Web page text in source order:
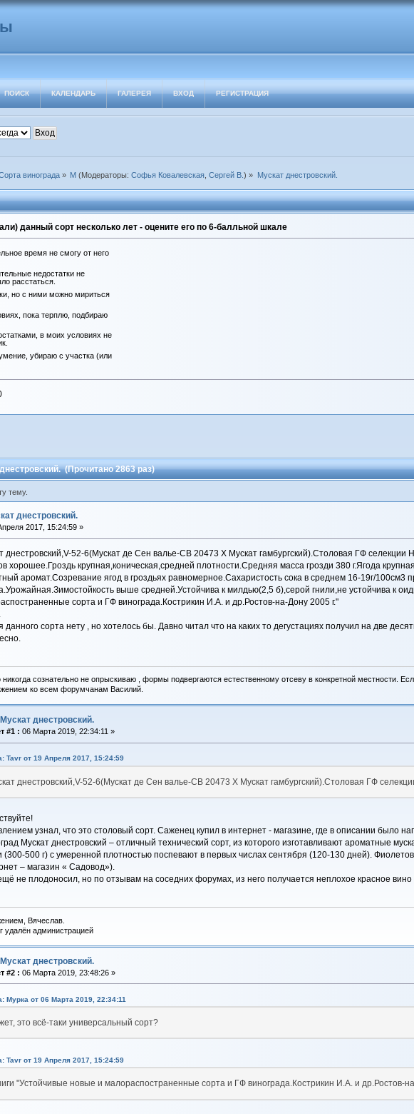
ПОИСК КАЛЕНДАРЬ ГАЛЕРЕЯ ВХОД РЕГИСТРАЦИЯ
винограда» М (Модераторы:Софья Ковалевская,Сергей В.) » Мускат днестровский.
данный сорт несколько лет - оцените его по 6-балльной шкале
время не смогу от него
недостатки не
расстаться.
но с ними можно мириться
пока терплю, подбираю
в моих условиях не
убираю с участка (или
(Прочитано 2863 раз)
тему.
днестровский.
2017, 15:24:59 »
днестровский,V-52-6(Мускат де Сен валье-СВ 20473 Х Мускат гамбургский).Столовая ГФ
хорошее.Гроздь крупная,коническая,средней плотности.Средняя масса грозди 380 г.Ягода
аромат.Созревание ягод в гроздьях равномерное.Сахаристость сока в среднем 16-19г/100см3
выше средней.Устойчива к милдью(2,5 б),серой гнили,не устойчива к
сорта и ГФ винограда.Кострикин И.А. и др.Ростов-на-Дону 2005 г."
данного сорта нету , но хотелось бы. Давно читал что на каких то дегустациях получил на две
никогда сознательно не опрыскиваю , формы подвергаются естественному отсеву в конкретной местности.
ко всем форумчанам Василий.
днестровский.
#1 : 06 Марта 2019, 22:34:11 »
Tavr от 19 Апреля 2017, 15:24:59
днестровский,V-52-6(Мускат де Сен валье-СВ 20473 Х Мускат гамбургский).Столовая ГФ
узнал, что это столовый сорт. Саженец купил в интернет - магазине, где в описании было
Мускат днестровский – отличный технический сорт, из которого изготавливают ароматные
(300-500 г) с умеренной плотностью поспевают в первых числах сентября (120-130 дней).
– магазин « Садовод»).
не плодоносил, но по отзывам на соседних форумах, из него получается неплохое красное
Вячеслав.
удалён администрацией
днестровский.
#2 : 06 Марта 2019, 23:48:26 »
Мурка от 06 Марта 2019, 22:34:11
это всё-таки универсальный сорт?
Tavr от 19 Апреля 2017, 15:24:59
"Устойчивые новые и малораспостраненные сорта и ГФ винограда.Кострикин И.А. и др.Ростов-